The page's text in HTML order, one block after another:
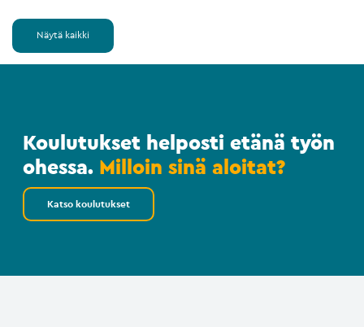
Näytä kaikki
Koulutukset helposti etänä työn
ohessa. Milloin sinä aloitat?
Katso koulutukset